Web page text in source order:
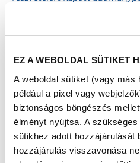
EZ A WEBOLDAL SÜTIKET
A weboldal sütiket (vagy más
például a pixel vagy
biztonságos böngészés
élményt nyújtsa. A
sütikhez adott hozzájárulását
hozzájárulás visszavonása
hogy nagyon működik a
embereket motiválja, hogy a
gyűjtenek.”– nyilatkozta
helyettese.„Mindeközben
formában. A sikeresség másik
ismert közéleti és sportember
– tette hozzá.
A Richter Egészségváros
vizsgálat és tanácsadás
adománypont is jár. Minden
ér. Az összegyűlő összeg a